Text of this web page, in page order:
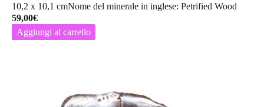
10,2 x 10,1 cmNome del minerale in inglese: Petrified Wood
59,00€
Aggiungi al carrello